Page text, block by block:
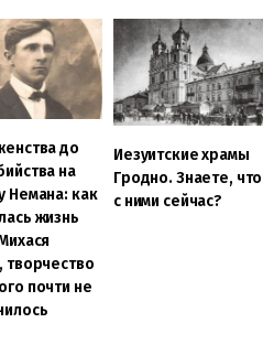
до
на
Немана: как
жизнь
творчество
почти не
Иезуитские храмы
Гродно. Знаете, что
с ними сейчас?